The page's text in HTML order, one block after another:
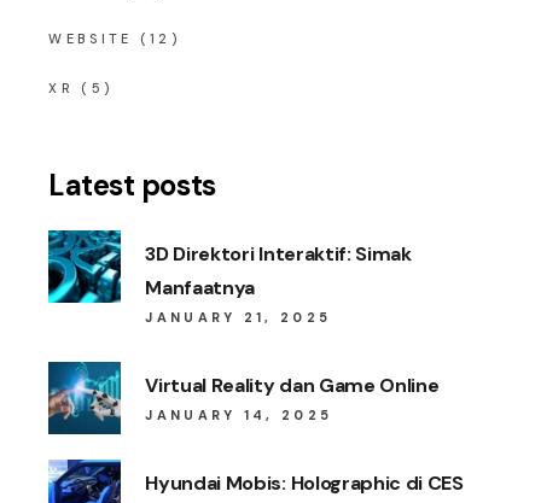
WEBSITE (12)
XR (5)
Latest posts
3D Direktori Interaktif: Simak
Manfaatnya
JANUARY 21, 2025
Virtual Reality dan Game Online
JANUARY 14, 2025
Hyundai Mobis: Holographic di CES